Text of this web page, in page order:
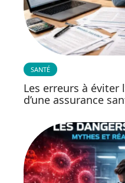
SANTÉ
Les erreurs à
d’une assurance